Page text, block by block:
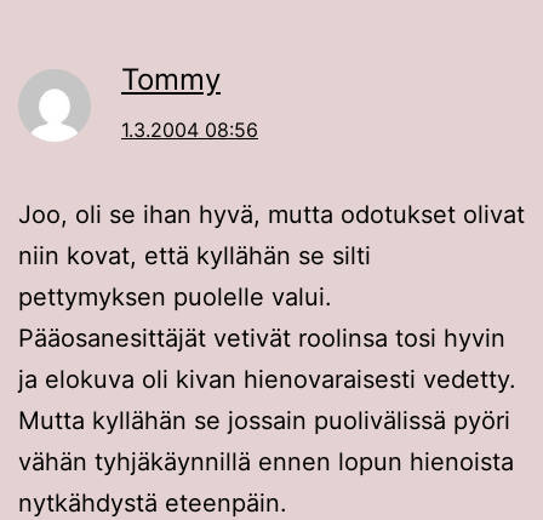
Tommy
1.3.2004 08:56
Joo, oli se ihan hyvä, mutta odotukset olivat
niin kovat, että kyllähän se silti
pettymyksen puolelle valui.
Pääosanesittäjät vetivät roolinsa tosi hyvin
ja elokuva oli kivan hienovaraisesti vedetty.
Mutta kyllähän se jossain puolivälissä pyöri
vähän tyhjäkäynnillä ennen lopun hienoista
nytkähdystä eteenpäin.